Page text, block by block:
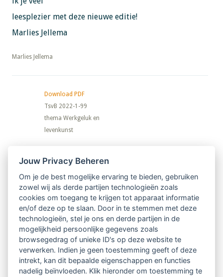
leesplezier met deze nieuwe editie!
Marlies Jellema
​​​​​​​Marlies Jellema
Download PDF
TsvB 2022-1-99
thema Werkgeluk en
levenkunst
Nieuwsbrief
Ontvang 10 x per jaar de LVSC-
relatienieuwsbrief met o.a.:
vrij toegankelijke TsvB-artikelen
nieuws op het vlak van professioneel
begeleiden
Jouw Privacy Beheren
Om je de best mogelijke ervaring te bieden, gebruiken
zowel wij als derde partijen technologieën zoals
cookies om toegang te krijgen tot apparaat informatie
en/of deze op te slaan. Door in te stemmen met deze
technologieën, stel je ons en derde partijen in de
mogelijkheid persoonlijke gegevens zoals
browsegedrag of unieke ID's op deze website te
verwerken. Indien je geen toestemming geeft of deze
intrekt, kan dit bepaalde eigenschappen en functies
nadelig beïnvloeden. Klik hieronder om toestemming te